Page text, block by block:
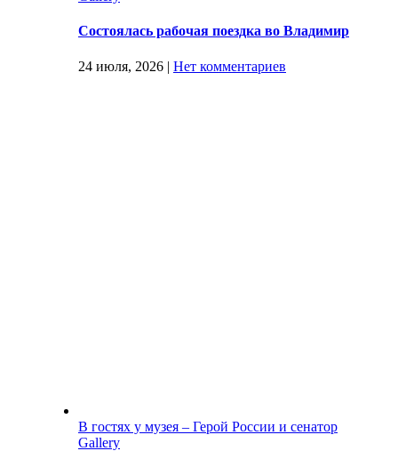
Состоялась рабочая поездка во Владимир
24 июля, 2026 | Нет комментариев
В гостях у музея – Герой России и сенатор
Gallery